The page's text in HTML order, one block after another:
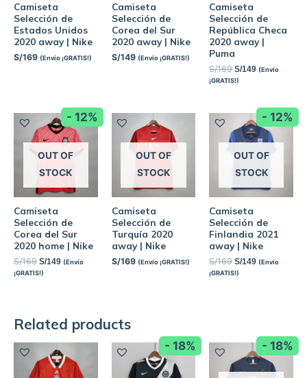
Camiseta
Selección de
Estados Unidos
2020 away | Nike
S/169 (Envío ¡GRATIS!)
Camiseta
Selección de
Corea del Sur
2020 away | Nike
S/149 (Envío ¡GRATIS!)
Camiseta
Selección de
República Checa
2020 away |
Puma
S/169 S/149 (Envío
¡GRATIS!)
- 12%
OUT OF
STOCK
Camiseta
Selección de
Corea del Sur
2020 home | Nike
S/169 S/149 (Envío
¡GRATIS!)
OUT OF
STOCK
Camiseta
Selección de
Turquía 2020
away | Nike
S/169 (Envío ¡GRATIS!)
- 12%
OUT OF
STOCK
Camiseta
Selección de
Finlandia 2021
away | Nike
S/169 S/149 (Envío
¡GRATIS!)
Related products
- 18% - 18%